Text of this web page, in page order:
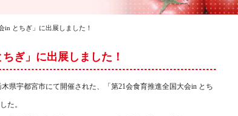
in とちぎ」に出展しました！
ぎ」に出展しました！
県宇都宮市にて開催された、「第21会食育推進全国大会in とち
た。